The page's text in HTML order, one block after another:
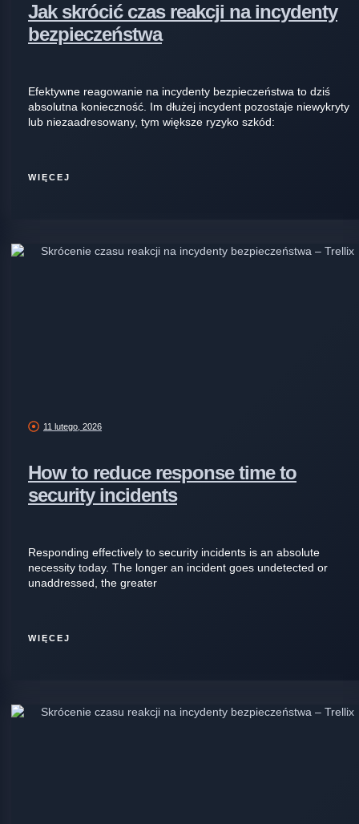
Jak skrócić czas reakcji na incydenty
bezpieczeństwa
Efektywne reagowanie na incydenty bezpieczeństwa to dziś
absolutna konieczność. Im dłużej incydent pozostaje niewykryty
lub niezaadresowany, tym większe ryzyko szkód:
WIĘCEJ
11 lutego, 2026
How to reduce response time to
security incidents
Responding effectively to security incidents is an absolute
necessity today. The longer an incident goes undetected or
unaddressed, the greater
WIĘCEJ